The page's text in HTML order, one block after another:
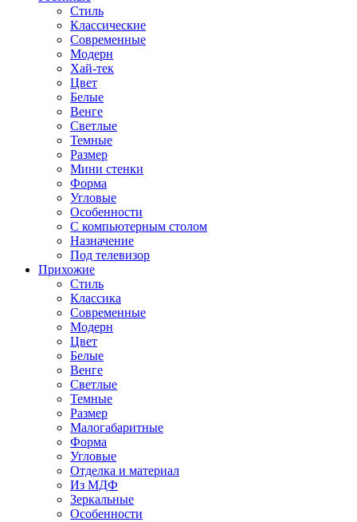
Стиль
Классические
Современные
Модерн
Хай-тек
Цвет
Белые
Венге
Светлые
Темные
Размер
Мини стенки
Форма
Угловые
Особенности
С компьютерным столом
Назначение
Под телевизор
Прихожие
Стиль
Классика
Современные
Модерн
Цвет
Белые
Венге
Светлые
Темные
Размер
Малогабаритные
Форма
Угловые
Отделка и материал
Из МДФ
Зеркальные
Особенности